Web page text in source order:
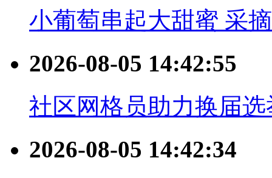
小葡萄串起大甜蜜 采
2026-08-05 14:42:55
社区网格员助力换届
2026-08-05 14:42:34